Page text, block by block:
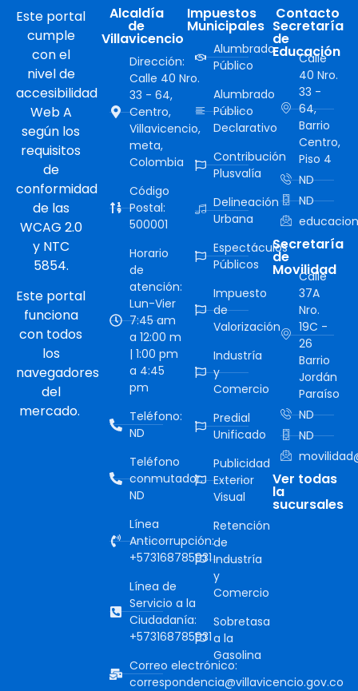
Este portal
cumple
con el
nivel de
accesibilidad
Web A
según los
requisitos
de
conformidad
de las
WCAG 2.0
y NTC
5854.
Este portal
funciona
con todos
los
navegadores
del
mercado.
Alcaldía
de
Villavicencio
Dirección:
Calle 40 Nro.
33 - 64,
Centro,
Villavicencio,
meta,
Colombia
Código
Postal:
500001
Horario
de
atención:
Lun-Vier
7:45 am
a 12:00 m
| 1:00 pm
a 4:45
pm
Teléfono:
ND
Teléfono
conmutador:
ND
Línea
Anticorrupción:
+573168785931
Línea de
Servicio a la
Ciudadanía:
+573168785931
Correo electrónico:
correspondencia@villavicencio.gov.co
Impuestos
Municipales
Alumbrado
Público
Alumbrado
Público
Declarativo
Contribución
Plusvalía
Delineación
Urbana
Espectáculos
Públicos
Impuesto
de
Valorización
Industría
y
Comercio
Predial
Unificado
Publicidad
Exterior
Visual
Retención
de
Industría
y
Comercio
Sobretasa
a la
Gasolina
Contacto
Secretaría
de
Educación
Calle
40 Nro.
33 -
64,
Barrio
Centro,
Piso 4
ND
ND
Secretaría
de
Movilidad
Calle
37A
Nro.
19C -
26
Barrio
Jordán
Paraíso
ND
ND
Ver todas
la
sucursales